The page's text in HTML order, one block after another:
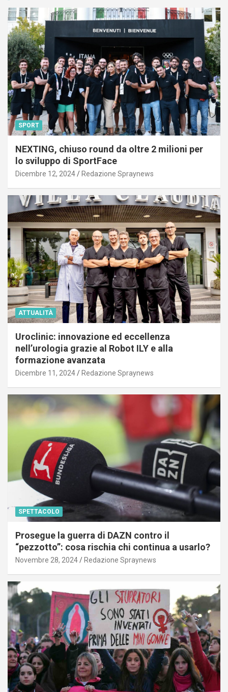
SPORT
NEXTING, chiuso round da oltre 2 milioni per
lo sviluppo di SportFace
Dicembre 12, 2024 Redazione Spraynews
ATTUALITÀ
Uroclinic: innovazione ed eccellenza
nell’urologia grazie al Robot ILY e alla
formazione avanzata
Dicembre 11, 2024 Redazione Spraynews
SPETTACOLO
Prosegue la guerra di DAZN contro il
“pezzotto”: cosa rischia chi continua a usarlo?
Novembre 28, 2024 Redazione Spraynews